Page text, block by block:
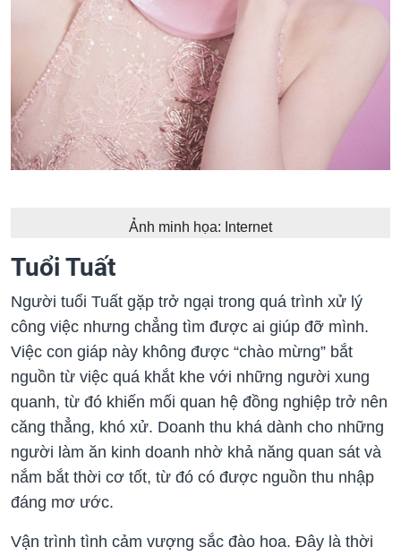
Ảnh minh họa: Internet
Tuổi Tuất
Người tuổi Tuất gặp trở ngại trong quá trình xử lý
công việc nhưng chẳng tìm được ai giúp đỡ mình.
Việc con giáp này không được “chào mừng” bắt
nguồn từ việc quá khắt khe với những người xung
quanh, từ đó khiến mối quan hệ đồng nghiệp trở nên
căng thẳng, khó xử. Doanh thu khá dành cho những
người làm ăn kinh doanh nhờ khả năng quan sát và
nắm bắt thời cơ tốt, từ đó có được nguồn thu nhập
đáng mơ ước.
Vận trình tình cảm vượng sắc đào hoa. Đây là thời